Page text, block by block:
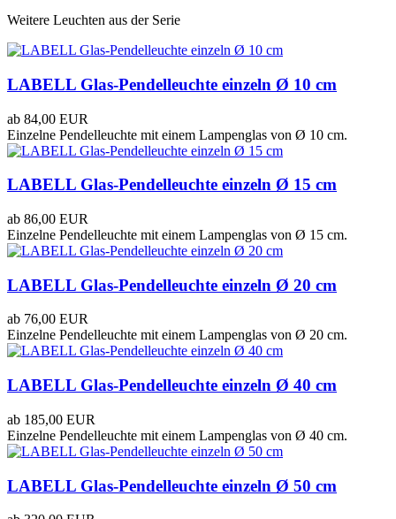
Weitere Leuchten aus der Serie
LABELL Glas-Pendelleuchte einzeln Ø 10 cm
ab 84,00 EUR
Einzelne Pendelleuchte mit einem Lampenglas von Ø 10 cm.
LABELL Glas-Pendelleuchte einzeln Ø 15 cm
ab 86,00 EUR
Einzelne Pendelleuchte mit einem Lampenglas von Ø 15 cm.
LABELL Glas-Pendelleuchte einzeln Ø 20 cm
ab 76,00 EUR
Einzelne Pendelleuchte mit einem Lampenglas von Ø 20 cm.
LABELL Glas-Pendelleuchte einzeln Ø 40 cm
ab 185,00 EUR
Einzelne Pendelleuchte mit einem Lampenglas von Ø 40 cm.
LABELL Glas-Pendelleuchte einzeln Ø 50 cm